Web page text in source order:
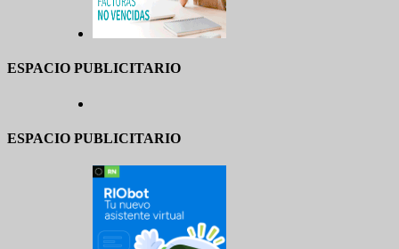
ESPACIO PUBLICITARIO
ESPACIO PUBLICITARIO